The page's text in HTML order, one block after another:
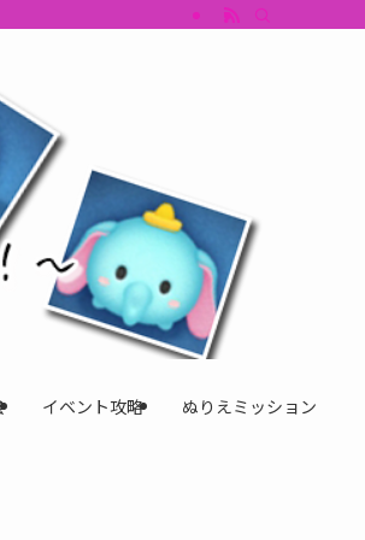
解説。ツムツムイベント、ツムツム攻略、ツムツ
イベント攻略 ぬりえミッション